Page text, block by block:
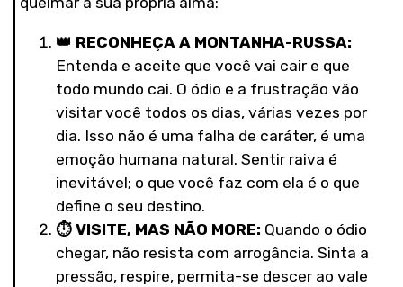
👑 RECONHEÇA A MONTANHA-RUSSA:
Entenda e aceite que você vai cair e que
todo mundo cai. O ódio e a frustração vão
visitar você todos os dias, várias vezes por
dia. Isso não é uma falha de caráter, é uma
emoção humana natural. Sentir raiva é
inevitável; o que você faz com ela é o que
define o seu destino.
⏱️ VISITE, MAS NÃO MORE: Quando o ódio
chegar, não resista com arrogância. Sinta a
pressão, respire, permita-se descer ao vale